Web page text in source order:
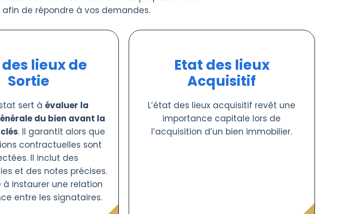
de répondre à vos demandes.
lieux de
Sortie
sert àévaluer la
du bien avant la
. Il garantit alors que
contractuelles sont
Il inclut des
et des notes précises.
à instaurer une relation
entre les signataires.
Etat des lieux
Acquisitif
L’état des lieux acquisitif revêt une
importance capitale lors de
l’acquisition d’un bien immobilier.